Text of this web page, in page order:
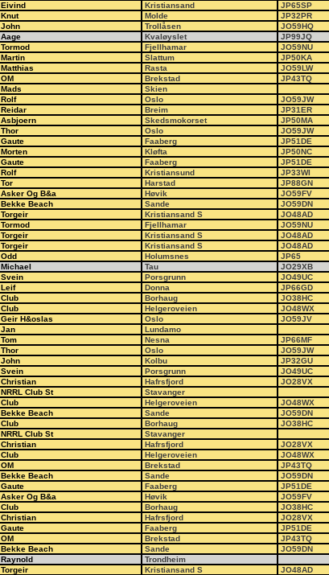
Eivind Kristiansand JP65SP
Knut Molde JP32PR
John Trollåsen JO59HQ
Aage Kvaløyslet JP99JQ
Tormod Fjellhamar JO59NU
Martin Slattum JP50KA
Matthias Rasta JO59LW
OM Brekstad JP43TQ
Mads Skien
Rolf Oslo JO59JW
Reidar Breim JP31ER
Asbjoern Skedsmokorset JP50MA
Thor Oslo JO59JW
Gaute Faaberg JP51DE
Morten Kløfta JP50NC
Gaute Faaberg JP51DE
Rolf Kristiansund JP33WI
Tor Harstad JP88GN
Asker Og B&a Høvik JO59FV
Bekke Beach Sande JO59DN
Torgeir Kristiansand S JO48AD
Tormod Fjellhamar JO59NU
Torgeir Kristiansand S JO48AD
Torgeir Kristiansand S JO48AD
Odd Holumsnes JP65
Michael Tau JO29XB
Svein Porsgrunn JO49UC
Leif Donna JP66GD
Club Borhaug JO38HC
Club Helgeroveien JO48WX
Geir H&oslas Oslo JO59JV
Jan Lundamo
Tom Nesna JP66MF
Thor Oslo JO59JW
John Kolbu JP32GU
Svein Porsgrunn JO49UC
Christian Hafrsfjord JO28VX
NRRL Club St Stavanger
Club Helgeroveien JO48WX
Bekke Beach Sande JO59DN
Club Borhaug JO38HC
NRRL Club St Stavanger
Christian Hafrsfjord JO28VX
Club Helgeroveien JO48WX
OM Brekstad JP43TQ
Bekke Beach Sande JO59DN
Gaute Faaberg JP51DE
Asker Og B&a Høvik JO59FV
Club Borhaug JO38HC
Christian Hafrsfjord JO28VX
Gaute Faaberg JP51DE
OM Brekstad JP43TQ
Bekke Beach Sande JO59DN
Raynold Trondheim
Torgeir Kristiansand S JO48AD